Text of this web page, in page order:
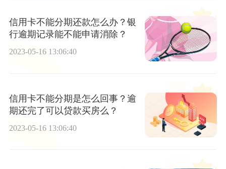
信用卡不能分期还款怎么办？银
行逾期记录能不能申请消除？
2023-05-16 13:06:40
信用卡不能分期是怎么回事？逾
期还完了可以贷款买房么？
2023-05-16 13:06:40